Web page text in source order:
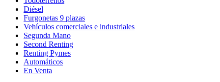
Diésel
Furgonetas 9 plazas
Vehículos comerciales e industriales
Segunda Mano
Second Renting
Renting Pymes
Automáticos
En Venta